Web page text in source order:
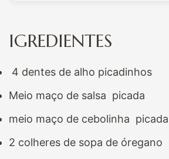
IGREDIENTES
4 dentes de alho picadinhos
Meio maço de salsa picada
meio maço de cebolinha picada
2 colheres de sopa de óregano